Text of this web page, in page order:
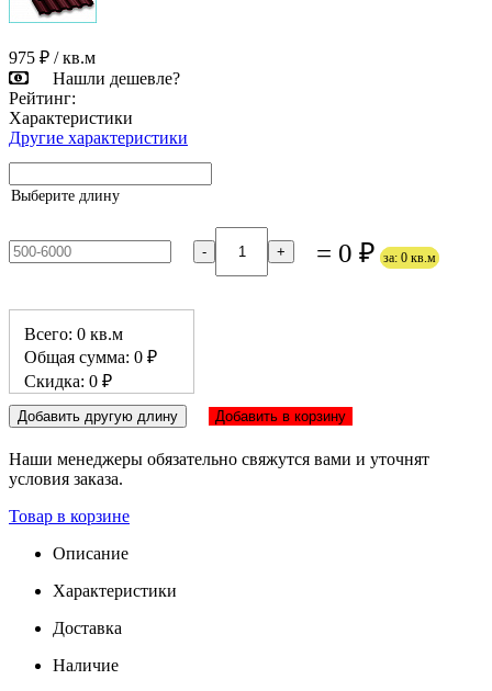
975 ₽ / кв.м
Нашли дешевле?
Рейтинг:
Характеристики
Другие характеристики
Выберите длину
- + = 0 ₽ за: 0 кв.м
Всего: 0 кв.м
Общая сумма: 0 ₽
Скидка: 0 ₽
Добавить другую длину Добавить в корзину
Наши менеджеры обязательно свяжутся вами и уточнят
условия заказа.
Товар в корзине
Описание
Характеристики
Доставка
Наличие